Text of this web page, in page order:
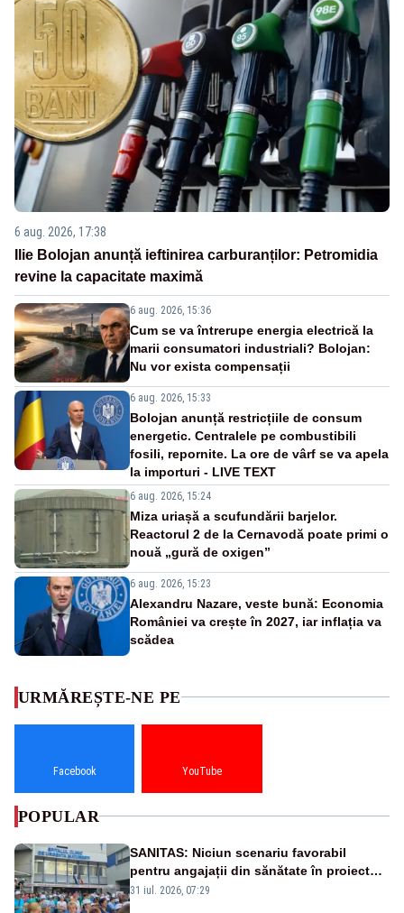
6 aug. 2026, 17:38
Ilie Bolojan anunță ieftinirea carburanților: Petromidia
revine la capacitate maximă
6 aug. 2026, 15:36
Cum se va întrerupe energia electrică la
marii consumatori industriali? Bolojan:
Nu vor exista compensații
6 aug. 2026, 15:33
Bolojan anunță restricțiile de consum
energetic. Centralele pe combustibili
fosili, repornite. La ore de vârf se va apela
la importuri - LIVE TEXT
6 aug. 2026, 15:24
Miza uriașă a scufundării barjelor.
Reactorul 2 de la Cernavodă poate primi o
nouă „gură de oxigen”
6 aug. 2026, 15:23
Alexandru Nazare, veste bună: Economia
României va crește în 2027, iar inflația va
scădea
URMĂREȘTE-NE PE
Facebook YouTube
POPULAR
SANITAS: Niciun scenariu favorabil
pentru angajații din sănătate în proiectul
Legii salarizării
31 iul. 2026, 07:29